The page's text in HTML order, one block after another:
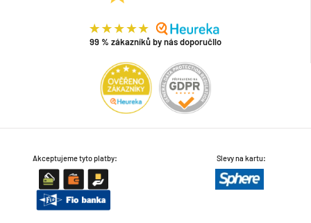
99 % zákazníků by nás doporučilo
Akceptujeme tyto platby: Slevy na kartu: